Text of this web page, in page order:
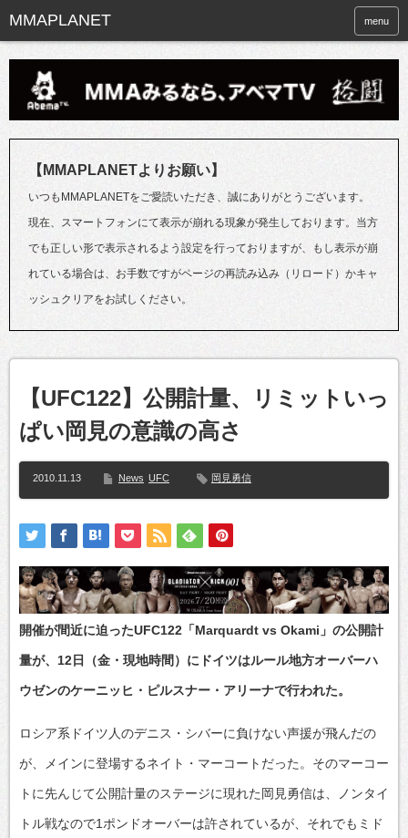
menu
【MMAPLANETよりお願い】
いつもMMAPLANETをご愛読いただき、誠にありがとうございます。
現在、スマートフォンにて表示が崩れる現象が発生しております。当方
でも正しい形で表示されるよう設定を行っておりますが、もし表示が崩
れている場合は、お手数ですがページの再読み込み（リロード）かキャ
ッシュクリアをお試しください。
【UFC122】公開計量、リミットいっ
ぱい岡見の意識の高さ
2010.11.13 News UFC 岡見勇信
開催が間近に迫ったUFC122「Marquardt vs Okami」の公開計
量が、12日（金・現地時間）にドイツはルール地方オーバーハ
ウゼンのケーニッヒ・ピルスナー・アリーナで行われた。
ロシア系ドイツ人のデニス・シバーに負けない声援が飛んだの
が、メインに登場するネイト・マーコートだった。そのマーコー
トに先んじて公開計量のステージに現れた岡見勇信は、ノンタイ
トル戦なので1ポンドオーバーは許されているが、それでもミド